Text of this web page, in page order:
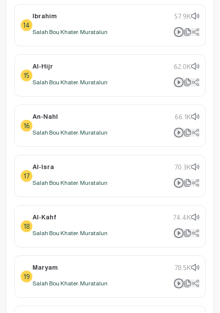
14
Ibrahim 57.9K
Salah Bou Khater: Muratalun
15
Al-Hijr 62.0K
Salah Bou Khater: Muratalun
16
An-Nahl 66.1K
Salah Bou Khater: Muratalun
17
Al-Isra 70.3K
Salah Bou Khater: Muratalun
18
Al-Kahf 74.4K
Salah Bou Khater: Muratalun
19
Maryam 78.5K
Salah Bou Khater: Muratalun